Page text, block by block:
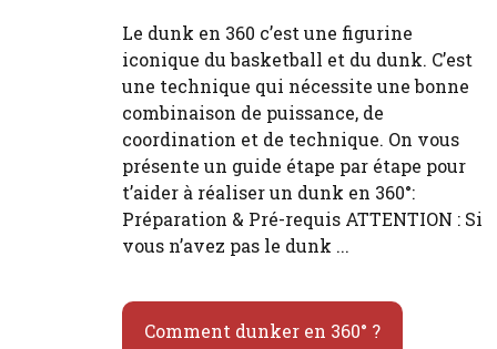
Le dunk en 360 c’est une figurine
iconique du basketball et du dunk. C’est
une technique qui nécessite une bonne
combinaison de puissance, de
coordination et de technique. On vous
présente un guide étape par étape pour
t’aider à réaliser un dunk en 360°:
Préparation & Pré-requis ATTENTION : Si
vous n’avez pas le dunk ...
Comment dunker en 360° ?